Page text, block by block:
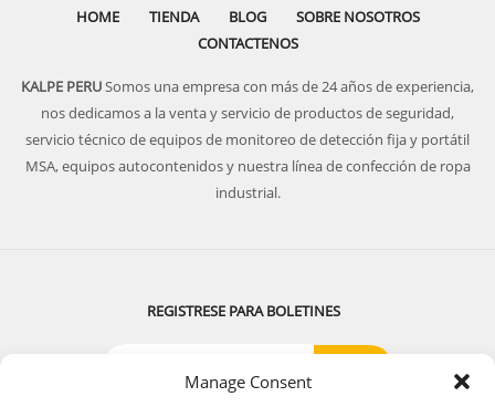
Manage Consent
HOME TIENDA BLOG
SOBRE NOSOTROS
CONTACTENOS
KALPE PERUSomos una empresa con más de 24 años de experiencia,
nos dedicamos a la venta y servicio de productos de seguridad,
servicio técnico de equipos de monitoreo de detección fija y portátil
MSA, equipos autocontenidos y nuestra línea de confección de ropa
industrial.
REGISTRESE PARA BOLETINES